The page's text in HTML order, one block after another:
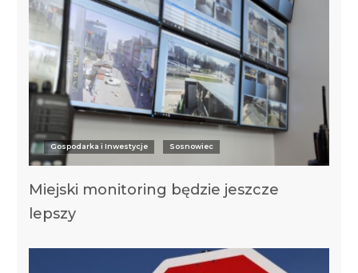
Gospodarka i Inwestycje Sosnowiec
Miejski monitoring będzie jeszcze
lepszy